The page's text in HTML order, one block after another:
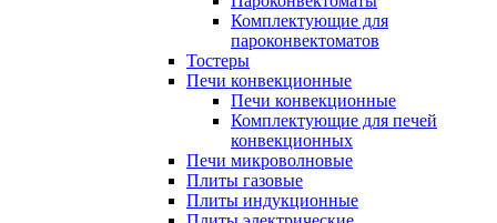
Комплектующие для
пароконвектоматов
Тостеры
Печи конвекционные
Печи конвекционные
Комплектующие для печей
конвекционных
Печи микроволновые
Плиты газовые
Плиты индукционные